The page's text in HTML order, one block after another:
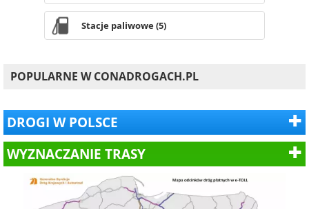
Stacje paliwowe (5)
POPULARNE W CONADROGACH.PL
DROGI W POLSCE
WYZNACZANIE TRASY